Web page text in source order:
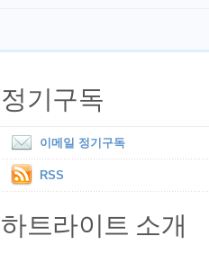
정기구독
이메일 정기구독
RSS
하트라이트 소개